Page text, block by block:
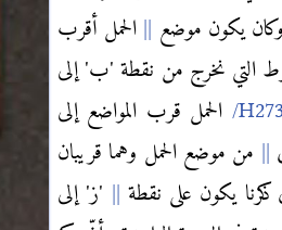
وكان يكون موضع
الحمل أقرب
التي نخرج من نقطة 'ب' إلى
الحمل قرب المواضع إلى
من موضع الحمل وهما قريبان
يكون على نقطة
'ز' إلى